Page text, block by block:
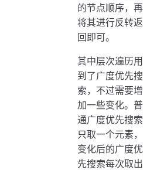
的节点顺序，再
将其进行反转返
回即可。
其中层次遍历用
到了广度优先搜
索，不过需要增
加一些变化。普
通广度优先搜索
只取一个元素，
变化后的广度优
先搜索每次取出